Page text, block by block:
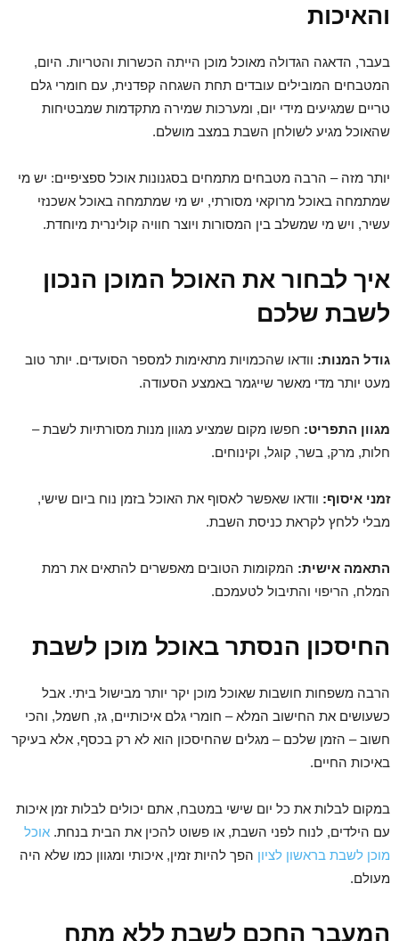
והאיכות
בעבר, הדאגה הגדולה מאוכל מוכן הייתה הכשרות והטריות. היום,
המטבחים המובילים עובדים תחת השגחה קפדנית, עם חומרי גלם
טריים שמגיעים מידי יום, ומערכות שמירה מתקדמות שמבטיחות
שהאוכל מגיע לשולחן השבת במצב מושלם.
יותר מזה – הרבה מטבחים מתמחים בסגנונות אוכל ספציפיים: יש מי
שמתמחה באוכל מרוקאי מסורתי, יש מי שמתמחה באוכל אשכנזי
עשיר, ויש מי שמשלב בין המסורות ויוצר חוויה קולינרית מיוחדת.
איך לבחור את האוכל המוכן הנכון
לשבת שלכם
גודל המנות: וודאו שהכמויות מתאימות למספר הסועדים. יותר טוב
מעט יותר מדי מאשר שייגמר באמצע הסעודה.
מגוון התפריט: חפשו מקום שמציע מגוון מנות מסורתיות לשבת –
חלות, מרק, בשר, קוגל, וקינוחים.
זמני איסוף: וודאו שאפשר לאסוף את האוכל בזמן נוח ביום שישי,
מבלי ללחץ לקראת כניסת השבת.
התאמה אישית: המקומות הטובים מאפשרים להתאים את רמת
המלח, הריפוי והתיבול לטעמכם.
החיסכון הנסתר באוכל מוכן לשבת
הרבה משפחות חושבות שאוכל מוכן יקר יותר מבישול ביתי. אבל
כשעושים את החישוב המלא – חומרי גלם איכותיים, גז, חשמל, והכי
חשוב – הזמן שלכם – מגלים שהחיסכון הוא לא רק בכסף, אלא בעיקר
באיכות החיים.
במקום לבלות את כל יום שישי במטבח, אתם יכולים לבלות זמן איכות
עם הילדים, לנוח לפני השבת, או פשוט להכין את הבית בנחת. אוכל
מוכן לשבת בראשון לציון הפך להיות זמין, איכותי ומגוון כמו שלא היה
מעולם.
המעבר החכם לשבת ללא מתח